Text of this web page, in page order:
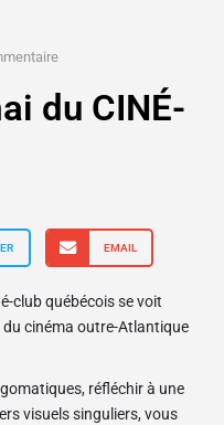
du CINÉ-
EMAIL
club québécois se voit
du cinéma outre-Atlantique
réfléchir à une
visuels singuliers, vous